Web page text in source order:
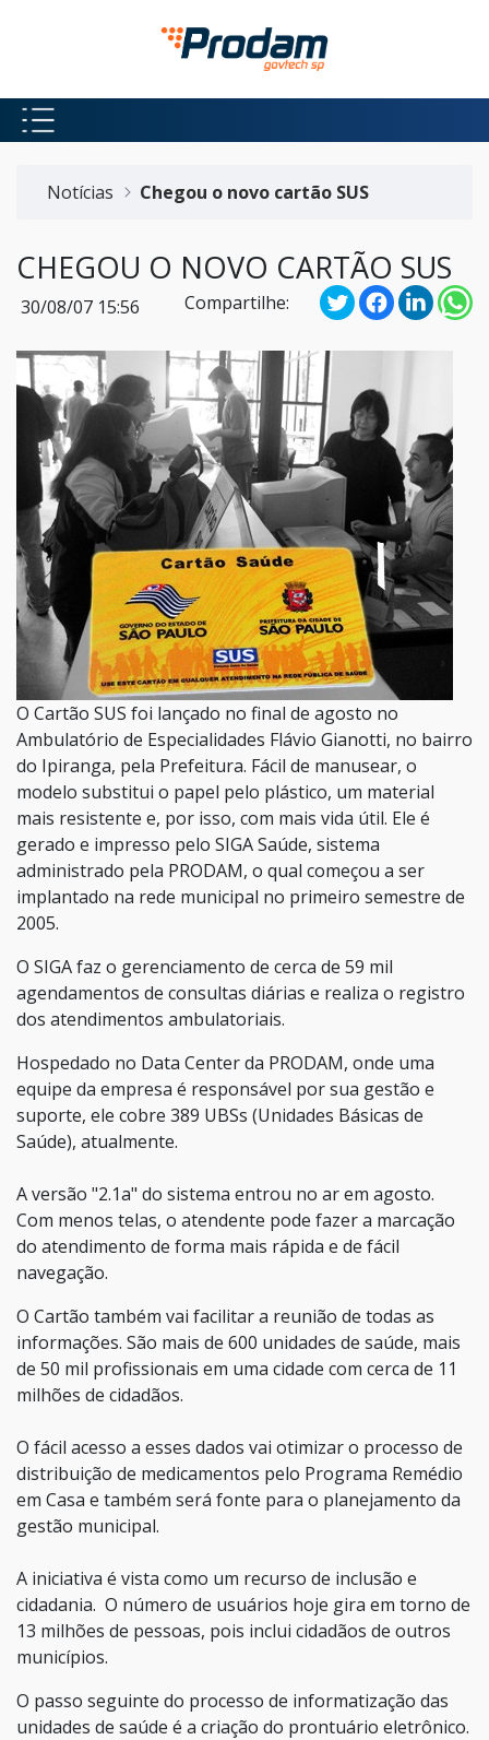
Pular para o Conteúdo principal
Notícias
Chegou o novo cartão SUS
CHEGOU O NOVO CARTÃO SUS
30/08/07 15:56 Compartilhe:
O Cartão SUS foi lançado no final de agosto no
Ambulatório de Especialidades Flávio Gianotti, no bairro
do Ipiranga, pela Prefeitura. Fácil de manusear, o
modelo substitui o papel pelo plástico, um material
mais resistente e, por isso, com mais vida útil. Ele é
gerado e impresso pelo SIGA Saúde, sistema
administrado pela PRODAM, o qual começou a ser
implantado na rede municipal no primeiro semestre de
2005.
O SIGA faz o gerenciamento de cerca de 59 mil
agendamentos de consultas diárias e realiza o registro
dos atendimentos ambulatoriais.
Hospedado no Data Center da PRODAM, onde uma
equipe da empresa é responsável por sua gestão e
suporte, ele cobre 389 UBSs (Unidades Básicas de
Saúde), atualmente.
A versão "2.1a" do sistema entrou no ar em agosto.
Com menos telas, o atendente pode fazer a marcação
do atendimento de forma mais rápida e de fácil
navegação.
O Cartão também vai facilitar a reunião de todas as
informações. São mais de 600 unidades de saúde, mais
de 50 mil profissionais em uma cidade com cerca de 11
milhões de cidadãos.
O fácil acesso a esses dados vai otimizar o processo de
distribuição de medicamentos pelo Programa Remédio
em Casa e também será fonte para o planejamento da
gestão municipal.
A iniciativa é vista como um recurso de inclusão e
cidadania. O número de usuários hoje gira em torno de
13 milhões de pessoas, pois inclui cidadãos de outros
municípios.
O passo seguinte do processo de informatização das
unidades de saúde é a criação do prontuário eletrônico.